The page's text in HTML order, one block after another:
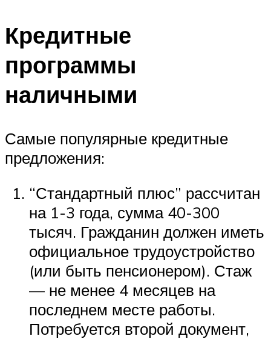
Кредитные
программы
наличными
Самые популярные кредитные
предложения:
“Стандартный плюс” рассчитан
на 1-3 года, сумма 40-300
тысяч. Гражданин должен иметь
официальное трудоустройство
(или быть пенсионером). Стаж
— не менее 4 месяцев на
последнем месте работы.
Потребуется второй документ,